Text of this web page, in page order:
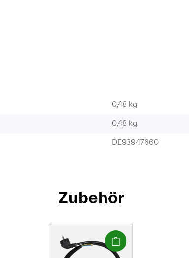
0,48 kg
0,48 kg
DE93947660
Zubehör
(Paket)